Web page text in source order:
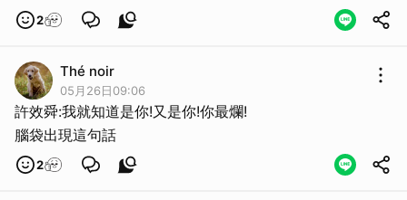
2
Thé noir
05月26日09:06
許效舜:我就知道是你!又是你!你最爛!
腦袋出現這句話
2